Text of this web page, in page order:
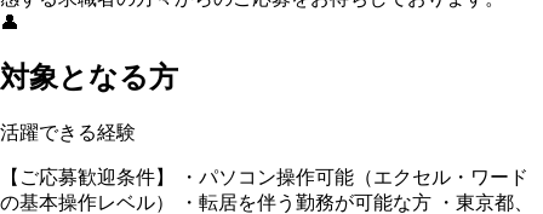
👤
対象となる方
活躍できる経験
【ご応募歓迎条件】 ・パソコン操作可能（エクセル・ワード
の基本操作レベル） ・転居を伴う勤務が可能な方 ・東京都、